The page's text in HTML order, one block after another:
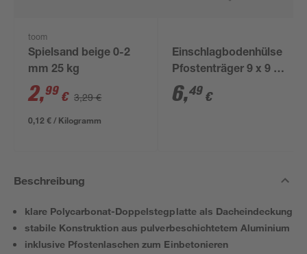
toom
Spielsand beige 0-2
mm 25 kg
2,99 € 3,29 €
0,12 € / Kilogramm
Einschlagbodenhülse
Pfostenträger 9 x 9 x
90 cm
6,49 €
Beschreibung
klare Polycarbonat-Doppelstegplatte als Dacheindeckung
stabile Konstruktion aus pulverbeschichtetem Aluminium
inklusive Pfostenlaschen zum Einbetonieren